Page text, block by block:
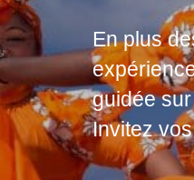
En plus
guidée
Invitez